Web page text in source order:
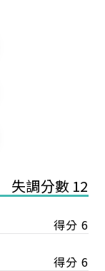
失調分數 12
得分 6
得分 6